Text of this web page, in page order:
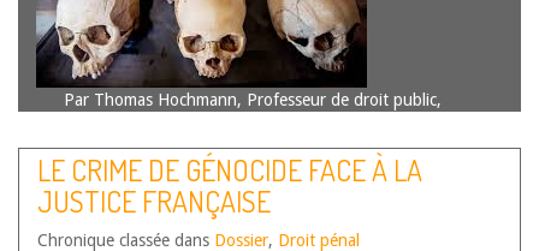
Par Thomas Hochmann, Professeur de droit public,
France Des dispositions juridiques variées ont été
adoptées au Rwanda pour réprimer le négationnisme et
certains autres propos relatifs au génocide. Les
développements qui…
LE CRIME DE GÉNOCIDE FACE À LA
JUSTICE FRANÇAISE
Chronique classée dans Dossier, Droit pénal